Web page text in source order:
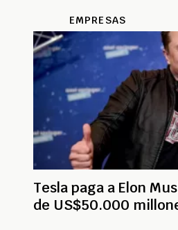
EMPRESAS
Tesla paga a Elon
de US$50.000